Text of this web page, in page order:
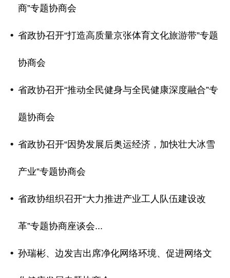
商”专题协商会
省政协召开“打造高质量京张体育文化旅游带”专题
协商会
省政协召开“推动全民健身与全民健康深度融合”专
题协商会
省政协召开“因势发展后奥运经济，加快壮大冰雪
产业”专题协商会
省政协组织召开“大力推进产业工人队伍建设改
革”专题协商座谈会...
孙瑞彬、边发吉出席净化网络环境、促进网络文